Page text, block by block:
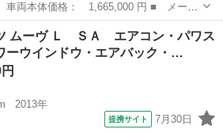
： タント ■ グレード名： ファンク
ドア バックカメラ 衝突被害軽減シス
ムーヴ Ｌ ＳＡ エアコン・パワス
ーウインドウ・エアバック・…
2013年
提携サイト 7月30日